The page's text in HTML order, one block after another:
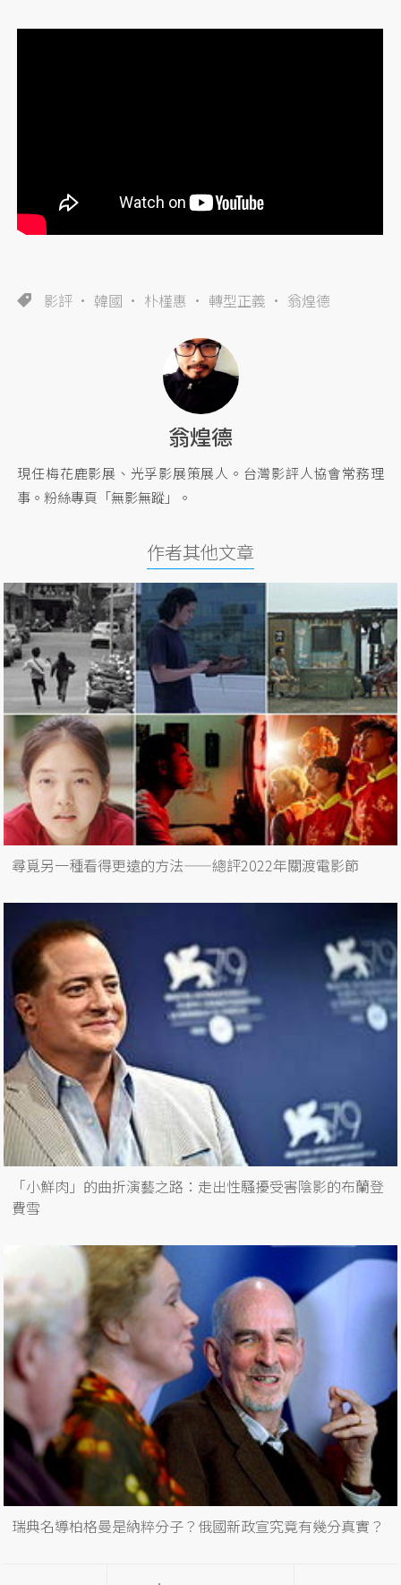
影評 韓國 朴槿惠 轉型正義 翁煌德
翁煌德
現任梅花鹿影展、光孚影展策展人。台灣影評人協會常務理
事。粉絲專頁「無影無蹤」。
作者其他文章
尋覓另一種看得更遠的方法——總評2022年關渡電影節
「小鮮肉」的曲折演藝之路：走出性騷擾受害陰影的布蘭登
費雪
瑞典名導柏格曼是納粹分子？俄國新政宣究竟有幾分真實？